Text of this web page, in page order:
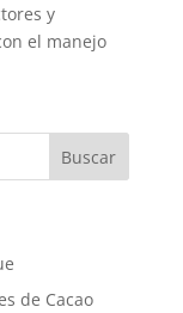
y
el manejo
de Cacao